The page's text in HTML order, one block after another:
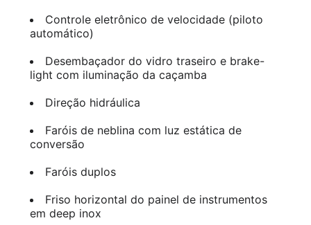
Controle eletrônico de velocidade (piloto
automático)
Desembaçador do vidro traseiro e brake-
light com iluminação da caçamba
Direção hidráulica
Faróis de neblina com luz estática de
conversão
Faróis duplos
Friso horizontal do painel de instrumentos
em deep inox